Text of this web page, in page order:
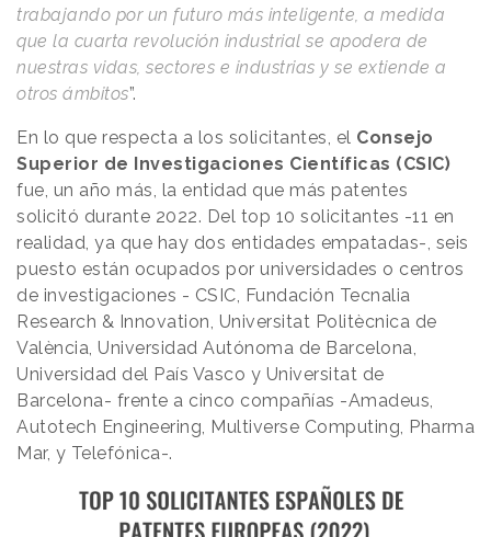
trabajando por un futuro más inteligente, a medida
que la cuarta revolución industrial se apodera de
nuestras vidas, sectores e industrias y se extiende a
otros ámbitos”.
En lo que respecta a los solicitantes, el Consejo
Superior de Investigaciones Científicas (CSIC)
fue, un año más, la entidad que más patentes
solicitó durante 2022. Del top 10 solicitantes -11 en
realidad, ya que hay dos entidades empatadas-, seis
puesto están ocupados por universidades o centros
de investigaciones - CSIC, Fundación Tecnalia
Research & Innovation, Universitat Politècnica de
València, Universidad Autónoma de Barcelona,
Universidad del País Vasco y Universitat de
Barcelona- frente a cinco compañías -Amadeus,
Autotech Engineering, Multiverse Computing, Pharma
Mar, y Telefónica-.